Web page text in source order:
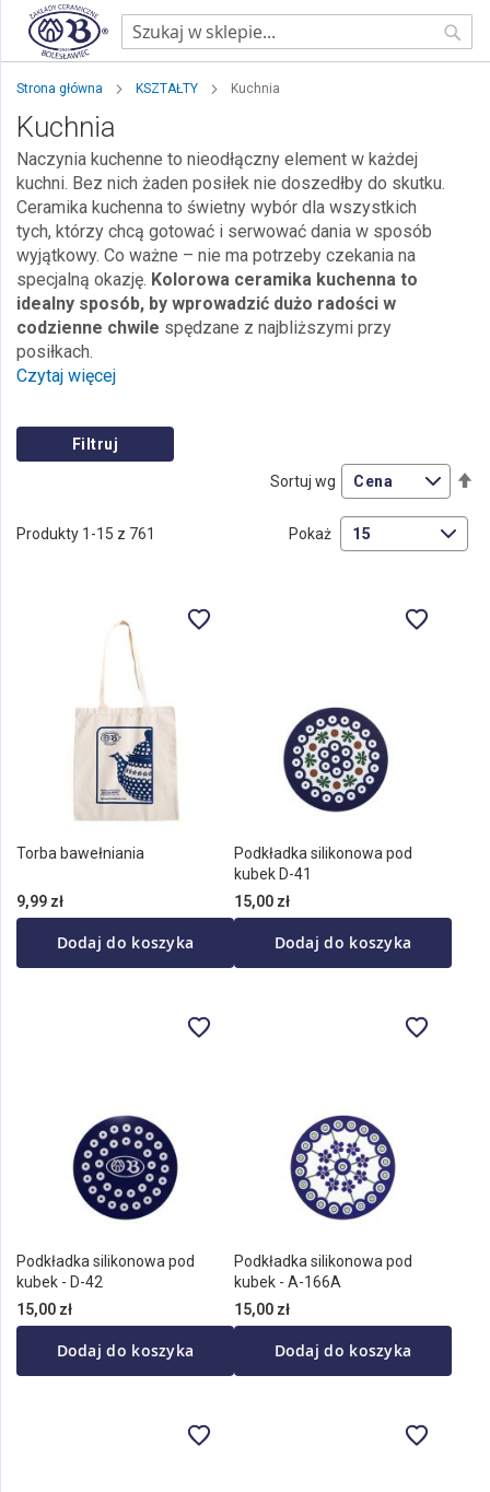
Strona główna KSZTAŁTY Kuchnia
Kuchnia
Naczynia kuchenne to nieodłączny element w każdej
kuchni. Bez nich żaden posiłek nie doszedłby do skutku.
Ceramika kuchenna to świetny wybór dla wszystkich
tych, którzy chcą gotować i serwować dania w sposób
wyjątkowy. Co ważne – nie ma potrzeby czekania na
specjalną okazję. Kolorowa ceramika kuchenna to
idealny sposób, by wprowadzić dużo radości w
codzienne chwile spędzane z najbliższymi przy
posiłkach.
Czytaj więcej
Filtruj
Produkty 1 -15 z 761
Sortuj wg
Pokaż
Torba bawełniania
9,99 zł
Dodaj do koszyka
Podkładka silikonowa pod
kubek D-41
15,00 zł
Dodaj do koszyka
Podkładka silikonowa pod
kubek - D-42
15,00 zł
Dodaj do koszyka
Podkładka silikonowa pod
kubek - A-166A
15,00 zł
Dodaj do koszyka